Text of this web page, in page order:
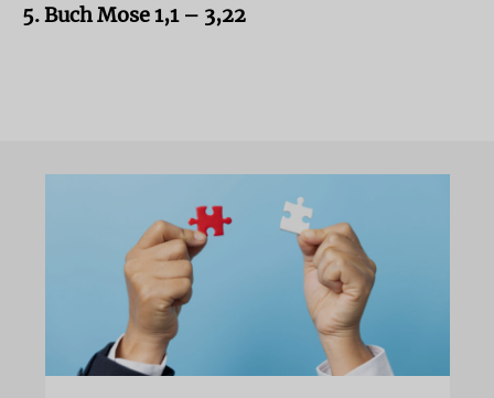
5. Buch Mose 1,1 – 3,22